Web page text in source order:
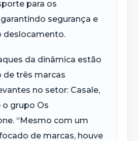
para os
segurança e
deslocamento.
da dinâmica estão
de três marcas
no setor: Casale,
o grupo Os
. “Mesmo com um
de marcas, houve